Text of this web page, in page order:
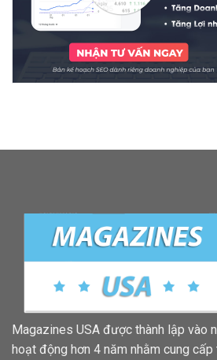
Magazines USA được thành lập vào
hoạt động hơn 4 năm nhằm cung